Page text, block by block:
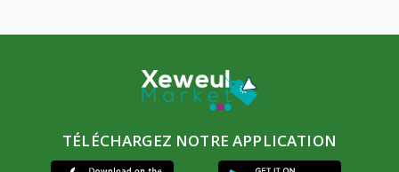
TÉLÉCHARGEZ NOTRE APPLICATION